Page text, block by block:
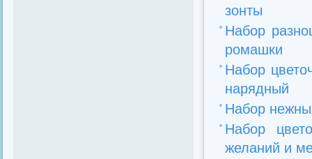
зонты
Набор
ромашки
Набор
нарядный
Набор
Набор
желаний и